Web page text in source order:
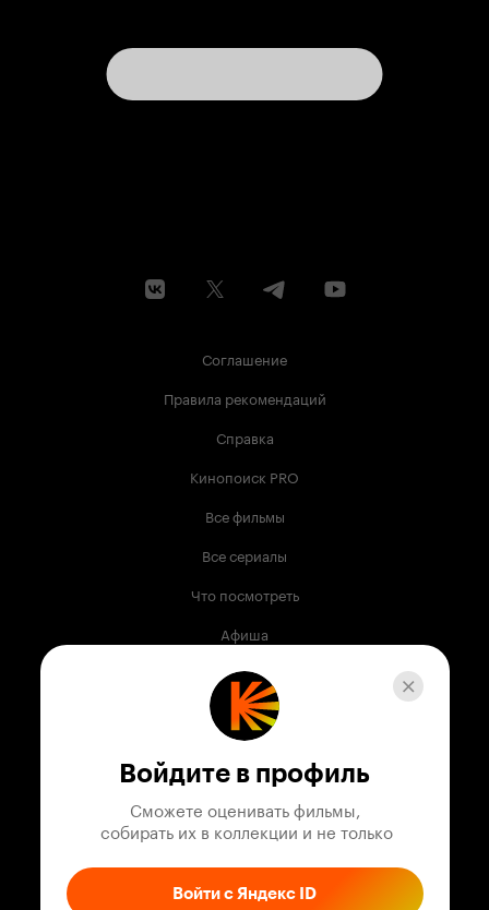
Соглашение
Правила рекомендаций
Справка
Кинопоиск PRO
Все фильмы
Все сериалы
Что посмотреть
Афиша
Музыка
Телепрограмма
Служба поддержки
Войдите в профиль
Сможете оценивать фильмы,
собирать их в коллекции и не только
Войти с Яндекс ID